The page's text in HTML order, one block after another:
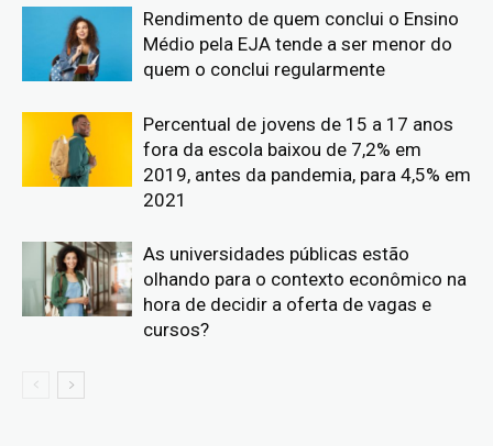
Rendimento de quem conclui o Ensino
Médio pela EJA tende a ser menor do
quem o conclui regularmente
Percentual de jovens de 15 a 17 anos
fora da escola baixou de 7,2% em
2019, antes da pandemia, para 4,5% em
2021
As universidades públicas estão
olhando para o contexto econômico na
hora de decidir a oferta de vagas e
cursos?